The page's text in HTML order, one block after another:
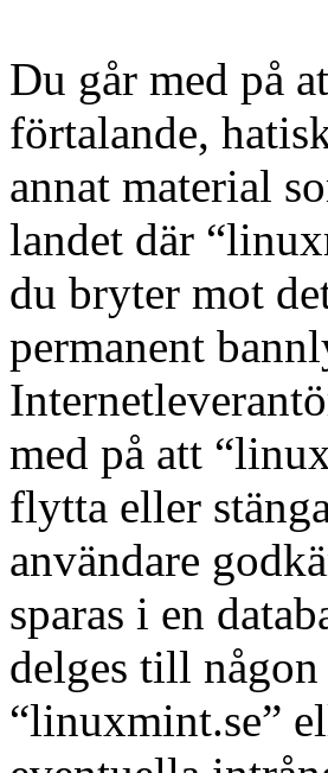
Du går med på
förtalande,
annat material
landet där
du bryter mot
permanent
med på att
flytta eller
användare
sparas i en
delges till
“linuxmint.se”